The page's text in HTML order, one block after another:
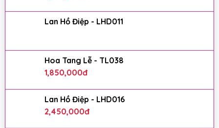
Lan Hồ Điệp - LHD011
Hoa Tang Lễ - TL038
1,850,000đ
Lan Hồ Điệp - LHD016
2,450,000đ